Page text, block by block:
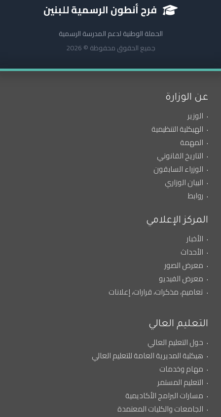
فرح أنطون الرسمية للبنين
الحملة الوطنية لدعم المدرسة الرسمية
جميع الحقوق محفوظة © 2026
عن الوزارة
الوزير
الهيكلية التنظيمية
المهمة
التاريخ القانوني
الوزراء السابقون
البيان الوزاري
روابط
المركز الإعلامي
الأخبار
الأحداث
معرض الصور
معرض الفيديو
تعاميم، مذكرات، قرارات، إعلانات
التعليم العالي
حول التعليم العالي
هيكلية المديرية العامة للتعليم العالي
مهام وخدمات
التعليم المستمر
مسارات البرامج الأكاديمية
الجامعات والكليات المعتمدة